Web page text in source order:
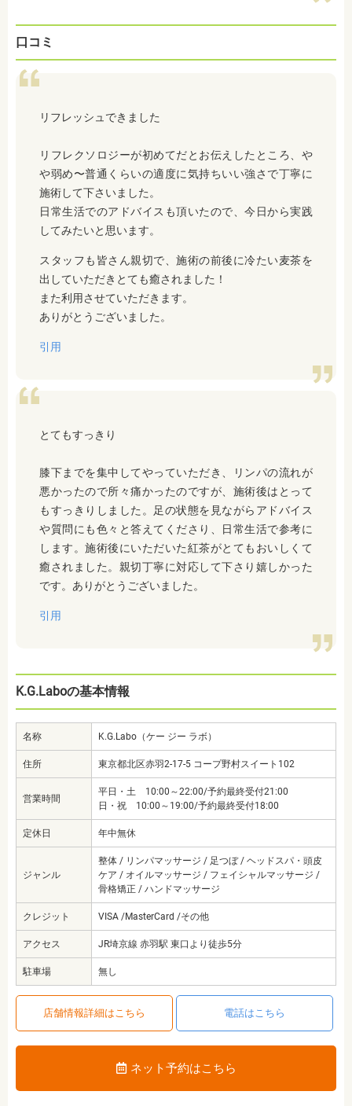
口コミ
リフレッシュできました
リフレクソロジーが初めてだとお伝えしたところ、や
や弱め〜普通くらいの適度に気持ちいい強さで丁寧に
施術して下さいました。
日常生活でのアドバイスも頂いたので、今日から実践
してみたいと思います。
スタッフも皆さん親切で、施術の前後に冷たい麦茶を
出していただきとても癒されました！
また利用させていただきます。
ありがとうございました。
引用
とてもすっきり
膝下までを集中してやっていただき、リンパの流れが
悪かったので所々痛かったのですが、施術後はとって
もすっきりしました。足の状態を見ながらアドバイス
や質問にも色々と答えてくださり、日常生活で参考に
します。施術後にいただいた紅茶がとてもおいしくて
癒されました。親切丁寧に対応して下さり嬉しかった
です。ありがとうございました。
引用
K.G.Laboの基本情報
名称 K.G.Labo（ケー ジー ラボ）
住所 東京都北区赤羽2-17-5 コープ野村スイート102
営業時間
平日・土 10:00～22:00/予約最終受付21:00
日・祝 10:00～19:00/予約最終受付18:00
定休日 年中無休
ジャンル
整体 / リンパマッサージ / 足つぼ / ヘッドスパ・頭皮
ケア / オイルマッサージ / フェイシャルマッサージ /
骨格矯正 / ハンドマッサージ
クレジット VISA /MasterCard /その他
アクセス JR埼京線 赤羽駅 東口より徒歩5分
駐車場 無し
店舗情報詳細はこちら 電話はこちら
ネット予約はこちら